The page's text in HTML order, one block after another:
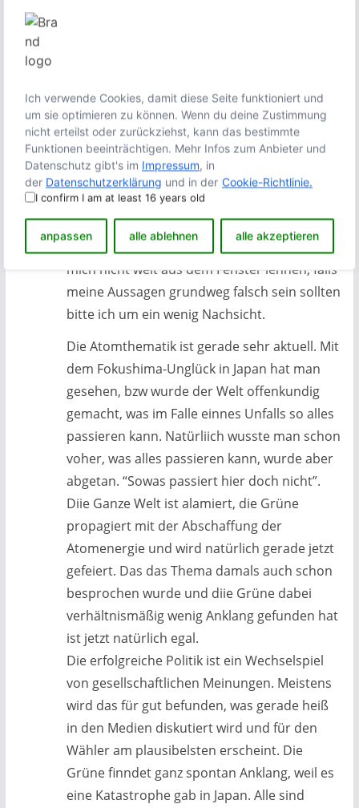
Ich verwende Cookies, damit diese Seite funktioniert und
um sie optimieren zu können. Wenn du deine Zustimmung
nicht erteilst oder zurückziehst, kann das bestimmte
Funktionen beeinträchtigen. Mehr Infos zum Anbieter und
Datenschutz gibt's im Impressum, in
der Datenschutzerklärung und in der Cookie-Richtlinie.
I confirm I am at least 16 years old
anpassen alle ablehnen alle akzeptieren
Fridolin Schloempel
21. Juni 2011 um 11:06 Uhr Permalink
Ich hatte mich dazu schonmal geäußert,
wiederhole mich aber gerne.
Da ich politisch eher unbeteiligt bin und
davon auch nicht viel Ahnung habe, will ich
mich nicht weit aus dem Fenster lehnen, falls
meine Aussagen grundweg falsch sein sollten
bitte ich um ein wenig Nachsicht.
Die Atomthematik ist gerade sehr aktuell. Mit
dem Fokushima-Unglück in Japan hat man
gesehen, bzw wurde der Welt offenkundig
gemacht, was im Falle einnes Unfalls so alles
passieren kann. Natürliich wusste man schon
voher, was alles passieren kann, wurde aber
abgetan. “Sowas passiert hier doch nicht”.
Diie Ganze Welt ist alamiert, die Grüne
propagiert mit der Abschaffung der
Atomenergie und wird natürlich gerade jetzt
gefeiert. Das das Thema damals auch schon
besprochen wurde und diie Grüne dabei
verhältnismäßig wenig Anklang gefunden hat
ist jetzt natürlich egal.
Die erfolgreiche Politik ist ein Wechselspiel
von gesellschaftlichen Meinungen. Meistens
wird das für gut befunden, was gerade heiß
in den Medien diskutiert wird und für den
Wähler am plausibelsten erscheint. Die
Grüne finndet ganz spontan Anklang, weil es
eine Katastrophe gab in Japan. Alle sind